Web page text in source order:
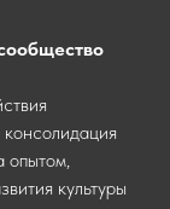
опытом,
культуры